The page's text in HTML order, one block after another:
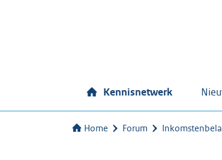
Kennisnetwerk
Home Forum